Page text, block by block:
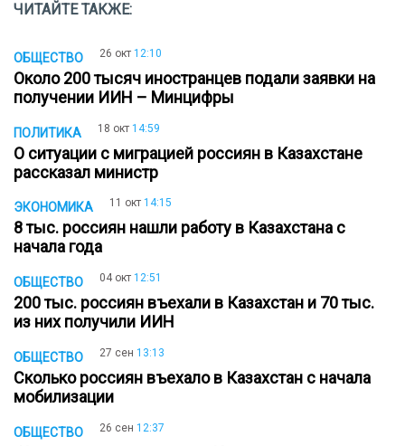
ЧИТАЙТЕ ТАКЖЕ:
ОБЩЕСТВО 26 окт 12:10
Около 200 тысяч иностранцев подали заявки на
получении ИИН – Минцифры
ПОЛИТИКА 18 окт 14:59
О ситуации с миграцией россиян в Казахстане
рассказал министр
ЭКОНОМИКА 11 окт 14:15
8 тыс. россиян нашли работу в Казахстана с
начала года
ОБЩЕСТВО 04 окт 12:51
200 тыс. россиян въехали в Казахстан и 70 тыс.
из них получили ИИН
ОБЩЕСТВО 27 сен 13:13
Сколько россиян въехало в Казахстан с начала
мобилизации
ОБЩЕСТВО 26 сен 12:37